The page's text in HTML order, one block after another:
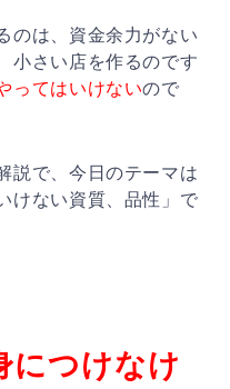
のは、資金余力がない
小さい店を作るのです
ってはいけないので
説で、今日のテーマは
けない資質、品性」で
につけなけ